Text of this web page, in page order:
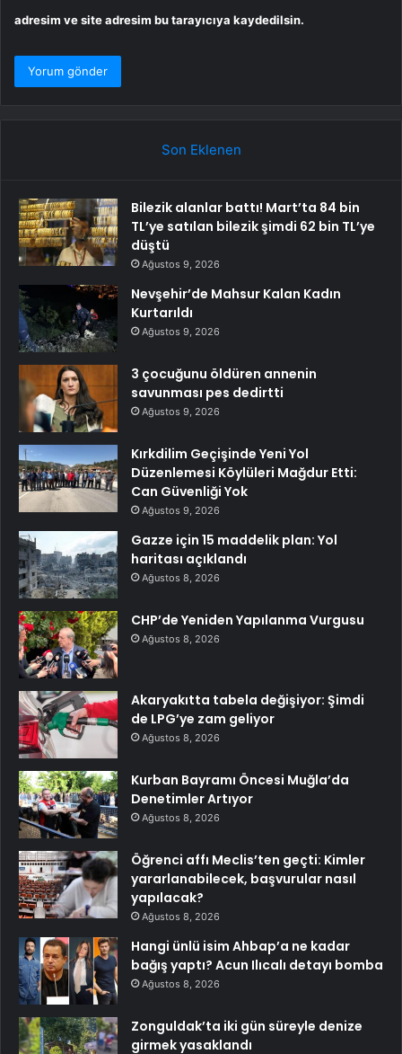
adresim ve site adresim bu tarayıcıya kaydedilsin.
Son Eklenen
Bilezik alanlar battı! Mart’ta 84 bin
TL’ye satılan bilezik şimdi 62 bin TL’ye
düştü
Ağustos 9, 2026
Nevşehir’de Mahsur Kalan Kadın
Kurtarıldı
Ağustos 9, 2026
3 çocuğunu öldüren annenin
savunması pes dedirtti
Ağustos 9, 2026
Kırkdilim Geçişinde Yeni Yol
Düzenlemesi Köylüleri Mağdur Etti:
Can Güvenliği Yok
Ağustos 9, 2026
Gazze için 15 maddelik plan: Yol
haritası açıklandı
Ağustos 8, 2026
CHP’de Yeniden Yapılanma Vurgusu
Ağustos 8, 2026
Akaryakıtta tabela değişiyor: Şimdi
de LPG’ye zam geliyor
Ağustos 8, 2026
Kurban Bayramı Öncesi Muğla’da
Denetimler Artıyor
Ağustos 8, 2026
Öğrenci affı Meclis’ten geçti: Kimler
yararlanabilecek, başvurular nasıl
yapılacak?
Ağustos 8, 2026
Hangi ünlü isim Ahbap’a ne kadar
bağış yaptı? Acun Ilıcalı detayı bomba
Ağustos 8, 2026
Zonguldak’ta iki gün süreyle denize
girmek yasaklandı